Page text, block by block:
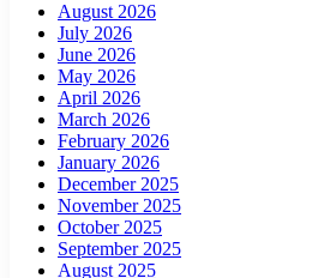
August 2026
July 2026
June 2026
May 2026
April 2026
March 2026
February 2026
January 2026
December 2025
November 2025
October 2025
September 2025
August 2025